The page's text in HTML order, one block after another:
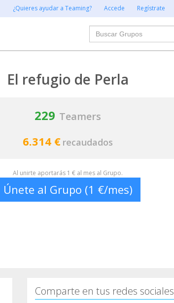
¿Quieres ayudar a Teaming? Accede Regístrate
Buscar
El refugio de Perla
229 Teamers
6.314 € recaudados
Al unirte aportarás 1 € al mes al Grupo.
Únete al Grupo (1 €/mes)
Comparte en tus redes sociales